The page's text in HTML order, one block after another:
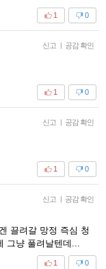
0
1
신고 | 공감 확인
0
1
신고 | 공감 확인
0
1
신고 | 공감 확인
끌려갈 망정 즉심 청
그냥 풀려날텐데...
0
1